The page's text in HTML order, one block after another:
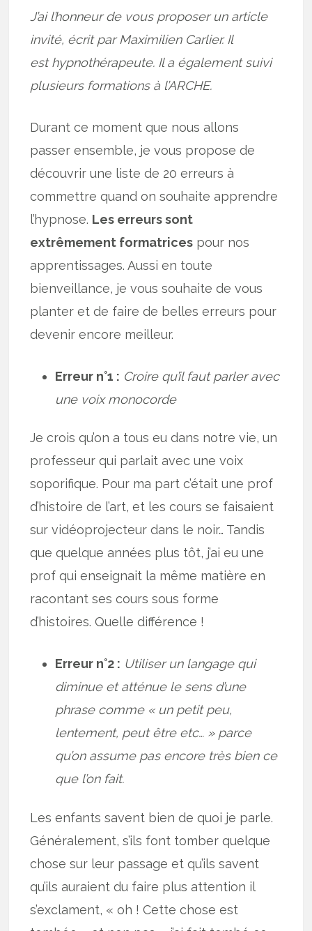
J’ai l’honneur de vous proposer un article
invité, écrit par Maximilien Carlier. Il
est hypnothérapeute. Il a également suivi
plusieurs formations à l’ARCHE.
Durant ce moment que nous allons
passer ensemble, je vous propose de
découvrir une liste de 20 erreurs à
commettre quand on souhaite apprendre
l’hypnose. Les erreurs sont
extrêmement formatrices pour nos
apprentissages. Aussi en toute
bienveillance, je vous souhaite de vous
planter et de faire de belles erreurs pour
devenir encore meilleur.
Erreur n°1 : Croire qu’il faut parler avec
une voix monocorde
Je crois qu’on a tous eu dans notre vie, un
professeur qui parlait avec une voix
soporifique. Pour ma part c’était une prof
d’histoire de l’art, et les cours se faisaient
sur vidéoprojecteur dans le noir… Tandis
que quelque années plus tôt, j’ai eu une
prof qui enseignait la même matière en
racontant ses cours sous forme
d’histoires. Quelle différence !
Erreur n°2 : Utiliser un langage qui
diminue et atténue le sens d’une
phrase comme « un petit peu,
lentement, peut être etc… » parce
qu’on assume pas encore très bien ce
que l’on fait.
Les enfants savent bien de quoi je parle.
Généralement, s’ils font tomber quelque
chose sur leur passage et qu’ils savent
qu’ils auraient du faire plus attention il
s’exclament, « oh ! Cette chose est